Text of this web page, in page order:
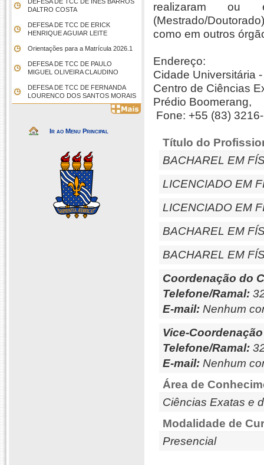
DALTRO COSTA
DEFESA DE TCC DE ERICK
HENRIQUE AGUIAR LEITE
Orientações para a Matrícula 2026.1
DEFESA DE TCC DE PAULO
MIGUEL OLIVEIRA CLAUDINO
DEFESA DE TCC DE FERNANDA
LOURENCO DOS SANTOS MORAIS
Ir ao Menu Principal
realizaram ou
(Mestrado/
como em outros
Endereço:
Cidade Universitária
Centro de Ciências
Prédio Boomerang,
Fone: +55 (83)
Título do
BACHAREL EM
LICENCIADO EM
LICENCIADO EM
BACHAREL EM
BACHAREL EM
Coordenação do
Telefone/Ramal:
E-mail: Nenhum
Vice-
Telefone/Ramal:
E-mail: Nenhum
Área de
Ciências Exatas e
Modalidade de
Presencial